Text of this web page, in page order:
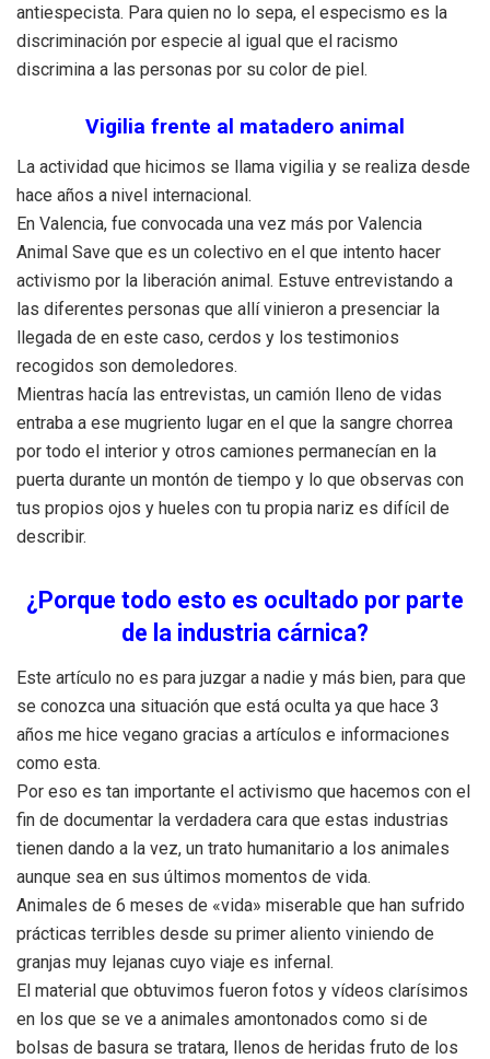
antiespecista. Para quien no lo sepa, el especismo es la
discriminación por especie al igual que el racismo
discrimina a las personas por su color de piel.
Vigilia frente al matadero animal
La actividad que hicimos se llama vigilia y se realiza desde
hace años a nivel internacional.
En Valencia, fue convocada una vez más por Valencia
Animal Save que es un colectivo en el que intento hacer
activismo por la liberación animal. Estuve entrevistando a
las diferentes personas que allí vinieron a presenciar la
llegada de en este caso, cerdos y los testimonios
recogidos son demoledores.
Mientras hacía las entrevistas, un camión lleno de vidas
entraba a ese mugriento lugar en el que la sangre chorrea
por todo el interior y otros camiones permanecían en la
puerta durante un montón de tiempo y lo que observas con
tus propios ojos y hueles con tu propia nariz es difícil de
describir.
¿Porque todo esto es ocultado por parte
de la industria cárnica?
Este artículo no es para juzgar a nadie y más bien, para que
se conozca una situación que está oculta ya que hace 3
años me hice vegano gracias a artículos e informaciones
como esta.
Por eso es tan importante el activismo que hacemos con el
fin de documentar la verdadera cara que estas industrias
tienen dando a la vez, un trato humanitario a los animales
aunque sea en sus últimos momentos de vida.
Animales de 6 meses de «vida» miserable que han sufrido
prácticas terribles desde su primer aliento viniendo de
granjas muy lejanas cuyo viaje es infernal.
El material que obtuvimos fueron fotos y vídeos clarísimos
en los que se ve a animales amontonados como si de
bolsas de basura se tratara, llenos de heridas fruto de los